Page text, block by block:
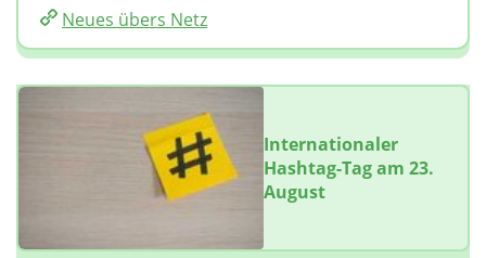
Neues übers Netz
Internationaler
Hashtag-Tag am 23.
August